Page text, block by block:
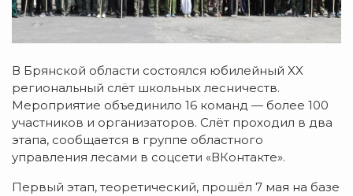
В Брянской области состоялся юбилейный XX
региональный слёт школьных лесничеств.
Мероприятие объединило 16 команд — более 100
участников и организаторов. Слёт проходил в два
этапа, сообщается в группе областного
управления лесами в соцсети «ВКонтакте».
Первый этап, теоретический, прошёл 7 мая на базе